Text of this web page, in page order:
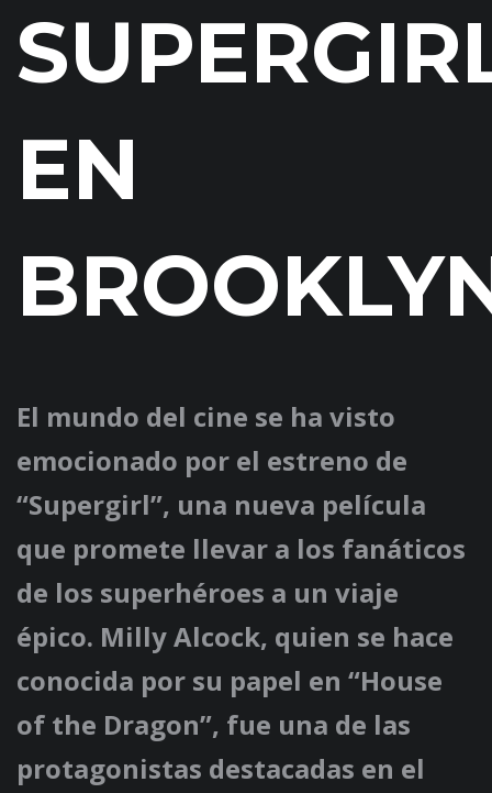
EN
El mundo del cine se ha visto
emocionado por el estreno de
“Supergirl”, una nueva película
que promete llevar a los fanáticos
de los superhéroes a un viaje
épico. Milly Alcock, quien se hace
conocida por su papel en “House
of the Dragon”, fue una de las
protagonistas destacadas en el